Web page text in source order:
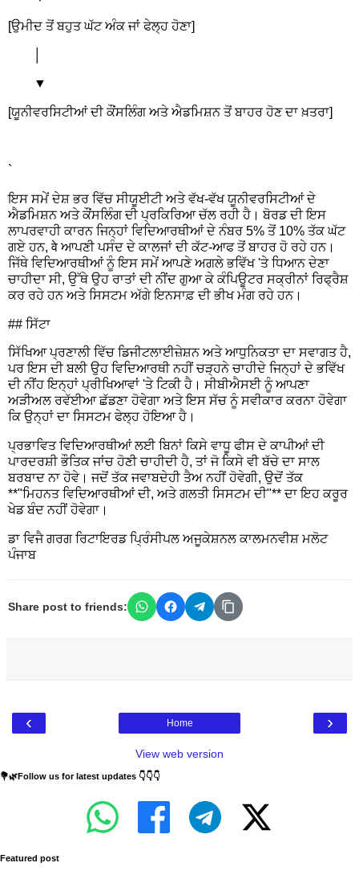
[ਉਮੀਦ ਤੋਂ ਬਹੁਤ ਘੱਟ ਅੰਕ ਜਾਂ ਫੇਲ੍ਹ ਹੋਣਾ]
▼
[ਯੂਨੀਵਰਸਿਟੀਆਂ ਦੀ ਕੌਂਸਲਿੰਗ ਅਤੇ ਐਡਮਿਸ਼ਨ ਤੋਂ ਬਾਹਰ ਹੋਣ ਦਾ ਖ਼ਤਰਾ]
`
ਇਸ ਸਮੇਂ ਦੇਸ਼ ਭਰ ਵਿੱਚ ਸੀਯੂਈਟੀ ਅਤੇ ਵੱਖ-ਵੱਖ ਯੂਨੀਵਰਸਿਟੀਆਂ ਦੇ
ਐਡਮਿਸ਼ਨ ਅਤੇ ਕੌਂਸਲਿੰਗ ਦੀ ਪ੍ਰਕਿਰਿਆ ਚੱਲ ਰਹੀ ਹੈ। ਬੋਰਡ ਦੀ ਇਸ
ਲਾਪਰਵਾਹੀ ਕਾਰਨ ਜਿਨ੍ਹਾਂ ਵਿਦਿਆਰਥੀਆਂ ਦੇ ਨੰਬਰ 5% ਤੋਂ 10% ਤੱਕ ਘੱਟ
ਗਏ ਹਨ, वे ਆਪਣੀ ਪਸੰਦ ਦੇ ਕਾਲਜਾਂ ਦੀ ਕੱਟ-ਆਫ ਤੋਂ ਬਾਹਰ ਹੋ ਰਹੇ ਹਨ।
ਜਿੱਥੇ ਵਿਦਿਆਰਥੀਆਂ ਨੂੰ ਇਸ ਸਮੇਂ ਆਪਣੇ ਅਗਲੇ ਭਵਿੱਖ 'ਤੇ ਧਿਆਨ ਦੇਣਾ
ਚਾਹੀਦਾ ਸੀ, ਉੱਥੇ ਉਹ ਰਾਤਾਂ ਦੀ ਨੀਂਦ ਗੁਆ ਕੇ ਕੰਪਿਊਟਰ ਸਕ੍ਰੀਨਾਂ ਰਿਫ੍ਰੈਸ਼
ਕਰ ਰਹੇ ਹਨ ਅਤੇ ਸਿਸਟਮ ਅੱਗੇ ਇਨਸਾਫ਼ ਦੀ ਭੀਖ ਮੰਗ ਰਹੇ ਹਨ।
## ਸਿੱਟਾ
ਸਿੱਖਿਆ ਪ੍ਰਣਾਲੀ ਵਿੱਚ ਡਿਜੀਟਲਾਈਜ਼ੇਸ਼ਨ ਅਤੇ ਆਧੁਨਿਕਤਾ ਦਾ ਸਵਾਗਤ ਹੈ,
ਪਰ ਇਸ ਦੀ ਬਲੀ ਉਹ ਵਿਦਿਆਰਥੀ ਨਹੀਂ ਚੜ੍ਹਨੇ ਚਾਹੀਦੇ ਜਿਨ੍ਹਾਂ ਦੇ ਭਵਿੱਖ
ਦੀ ਨੀਂਹ ਇਨ੍ਹਾਂ ਪ੍ਰੀਖਿਆਵਾਂ 'ਤੇ ਟਿਕੀ ਹੈ। ਸੀਬੀਐਸਈ ਨੂੰ ਆਪਣਾ
ਅੜੀਅਲ ਰਵੱਈਆ ਛੱਡਣਾ ਹੋਵੇਗਾ ਅਤੇ ਇਸ ਸੱਚ ਨੂੰ ਸਵੀਕਾਰ ਕਰਨਾ ਹੋਵੇਗਾ
ਕਿ ਉਨ੍ਹਾਂ ਦਾ ਸਿਸਟਮ ਫੇਲ੍ਹ ਹੋਇਆ ਹੈ।
ਪ੍ਰਭਾਵਿਤ ਵਿਦਿਆਰਥੀਆਂ ਲਈ ਬਿਨਾਂ ਕਿਸੇ ਵਾਧੂ ਫੀਸ ਦੇ ਕਾਪੀਆਂ ਦੀ
ਪਾਰਦਰਸ਼ੀ ਭੌਤਿਕ ਜਾਂਚ ਹੋਣੀ ਚਾਹੀਦੀ ਹੈ, ਤਾਂ ਜੋ ਕਿਸੇ ਵੀ ਬੱਚੇ ਦਾ ਸਾਲ
ਬਰਬਾਦ ਨਾ ਹੋਵੇ। ਜਦੋਂ ਤੱਕ ਜਵਾਬਦੇਹੀ ਤੈਅ ਨਹੀਂ ਹੋਵੇਗੀ, ਉਦੋਂ ਤੱਕ
**"ਮਿਹਨਤ ਵਿਦਿਆਰਥੀਆਂ ਦੀ, ਅਤੇ ਗਲਤੀ ਸਿਸਟਮ ਦੀ"** ਦਾ ਇਹ ਕਰੂਰ
ਖੇਡ ਬੰਦ ਨਹੀਂ ਹੋਵੇਗਾ।
ਡਾ ਵਿਜੈ ਗਰਗ ਰਿਟਾਇਰਡ ਪ੍ਰਿੰਸੀਪਲ ਅਜੂਕੇਸ਼ਨਲ ਕਾਲਮਨਵੀਸ਼ ਮਲੋਟ
ਪੰਜਾਬ
Share post to friends:
‹ ›
Home
View web version
💐🌿Follow us for latest updates 👇👇👇
Featured post